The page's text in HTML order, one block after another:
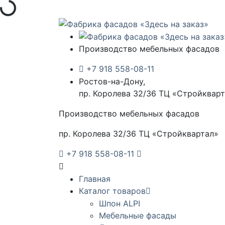
Загрузка...
Производство мебельных фасадов
+7 918 558-08-11
Ростов-на-Дону,
пр. Королева 32/36 ТЦ
Производство мебельных фасадов
пр. Королева 32/36 ТЦ «Стройквартал»
+7 918 558-08-11
Главная
Каталог товаров
Шпон ALPI
Мебельные фасады